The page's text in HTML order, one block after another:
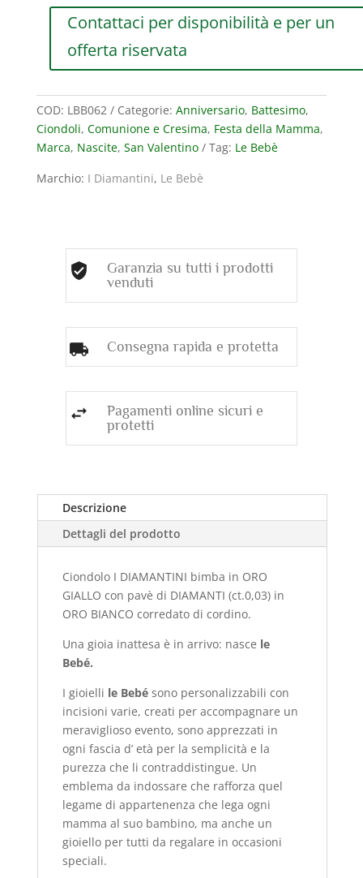
DIAMANTINI
GIALLO
CON
PAVE’
DI
DIAMANTI
CORDINO
quantità
Contattaci per disponibilità e per un
offerta riservata
COD: LBB062 Categorie: Anniversario, Battesimo,
Ciondoli, Comunione e Cresima, Festa della Mamma,
Marca, Nascite, San Valentino Tag: Le Bebè
Marchio: I Diamantini, Le Bebè
Garanzia su tutti i prodotti
venduti
Consegna rapida e protetta
Pagamenti online sicuri e
protetti
Descrizione
Dettagli del prodotto
Ciondolo I DIAMANTINI bimba in ORO
GIALLO con pavè di DIAMANTI (ct.0,03) in
ORO BIANCO corredato di cordino.
Una gioia inattesa è in arrivo: nasce le
Bebé.
I gioielli le Bebé sono personalizzabili con
incisioni varie, creati per accompagnare un
meraviglioso evento, sono apprezzati in
ogni fascia d’ età per la semplicità e la
purezza che li contraddistingue. Un
emblema da indossare che rafforza quel
legame di appartenenza che lega ogni
mamma al suo bambino, ma anche un
gioiello per tutti da regalare in occasioni
speciali.